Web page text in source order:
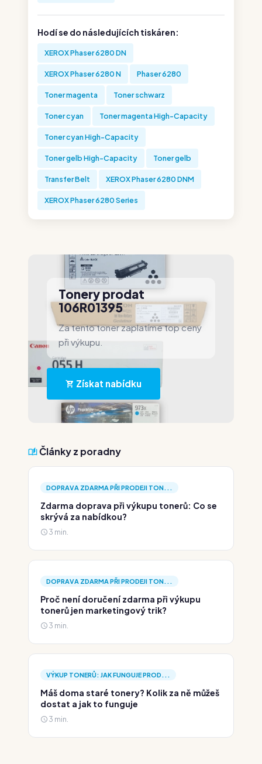
Hodí se do následujících tiskáren:
XEROX Phaser 6280 DN
XEROX Phaser 6280 N Phaser 6280
Toner magenta Toner schwarz
Toner cyan Toner magenta High-Capacity
Toner cyan High-Capacity
Toner gelb High-Capacity Toner gelb
Transfer Belt XEROX Phaser 6280 DNM
XEROX Phaser 6280 Series
Tonery prodat
106R01395
Za tento toner zaplatíme top ceny
při výkupu.
Získat nabídku
Články z poradny
DOPRAVA ZDARMA PŘI PRODEJI TON...
Zdarma doprava při výkupu tonerů: Co se
skrývá za nabídkou?
3 min.
DOPRAVA ZDARMA PŘI PRODEJI TON...
Proč není doručení zdarma při výkupu
tonerů jen marketingový trik?
3 min.
VÝKUP TONERŮ: JAK FUNGUJE PROD...
Máš doma staré tonery? Kolik za ně můžeš
dostat a jak to funguje
3 min.